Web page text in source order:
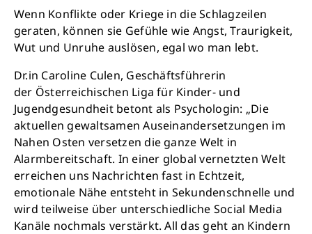
Wenn Konflikte oder Kriege in die Schlagzeilen
geraten, können sie Gefühle wie Angst, Traurigkeit,
Wut und Unruhe auslösen, egal wo man lebt.
Dr.in Caroline Culen, Geschäftsführerin
der Österreichischen Liga für Kinder- und
Jugendgesundheit betont als Psychologin: „Die
aktuellen gewaltsamen Auseinandersetzungen im
Nahen Osten versetzen die ganze Welt in
Alarmbereitschaft. In einer global vernetzten Welt
erreichen uns Nachrichten fast in Echtzeit,
emotionale Nähe entsteht in Sekundenschnelle und
wird teilweise über unterschiedliche Social Media
Kanäle nochmals verstärkt. All das geht an Kindern